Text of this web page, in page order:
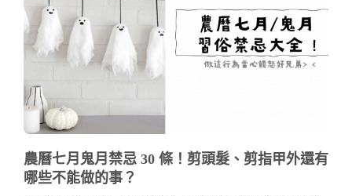
農曆七月鬼月禁忌 30 條！剪頭髮、剪指甲外還有
哪些不能做的事？